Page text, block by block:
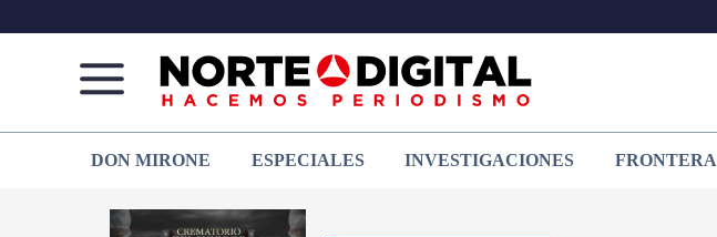
de
Juárez
que
hacemos periodismo
DON MIRONE ESPECIALES INVESTIGACIONES FRONTERA